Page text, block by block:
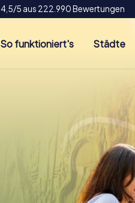
4,5/5 aus 222.990 Bewertungen
So funktioniert's Städte